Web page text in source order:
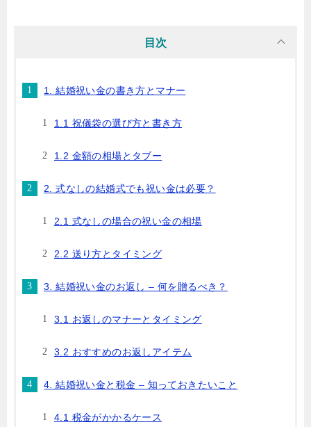
目次
1. 結婚祝い金の書き方とマナー
1.1 祝儀袋の選び方と書き方
1.2 金額の相場とタブー
2. 式なしの結婚式でも祝い金は必要？
2.1 式なしの場合の祝い金の相場
2.2 送り方とタイミング
3. 結婚祝い金のお返し – 何を贈るべき？
3.1 お返しのマナーとタイミング
3.2 おすすめのお返しアイテム
4. 結婚祝い金と税金 – 知っておきたいこと
4.1 税金がかかるケース